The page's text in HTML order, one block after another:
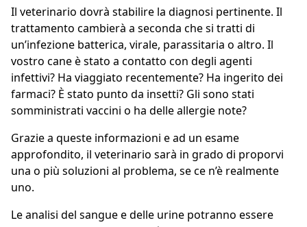
Il veterinario dovrà stabilire la diagnosi pertinente. Il
trattamento cambierà a seconda che si tratti di
un’infezione batterica, virale, parassitaria o altro. Il
vostro cane è stato a contatto con degli agenti
infettivi? Ha viaggiato recentemente? Ha ingerito dei
farmaci? È stato punto da insetti? Gli sono stati
somministrati vaccini o ha delle allergie note?
Grazie a queste informazioni e ad un esame
approfondito, il veterinario sarà in grado di proporvi
una o più soluzioni al problema, se ce n’è realmente
uno.
Le analisi del sangue e delle urine potranno essere